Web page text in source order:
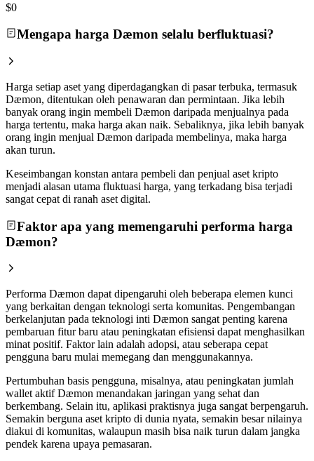
$0
Mengapa harga Dæmon selalu berfluktuasi?
Harga setiap aset yang diperdagangkan di pasar terbuka, termasuk
Dæmon, ditentukan oleh penawaran dan permintaan. Jika lebih
banyak orang ingin membeli Dæmon daripada menjualnya pada
harga tertentu, maka harga akan naik. Sebaliknya, jika lebih banyak
orang ingin menjual Dæmon daripada membelinya, maka harga
akan turun.
Keseimbangan konstan antara pembeli dan penjual aset kripto
menjadi alasan utama fluktuasi harga, yang terkadang bisa terjadi
sangat cepat di ranah aset digital.
Faktor apa yang memengaruhi performa harga
Dæmon?
Performa Dæmon dapat dipengaruhi oleh beberapa elemen kunci
yang berkaitan dengan teknologi serta komunitas. Pengembangan
berkelanjutan pada teknologi inti Dæmon sangat penting karena
pembaruan fitur baru atau peningkatan efisiensi dapat menghasilkan
minat positif. Faktor lain adalah adopsi, atau seberapa cepat
pengguna baru mulai memegang dan menggunakannya.
Pertumbuhan basis pengguna, misalnya, atau peningkatan jumlah
wallet aktif Dæmon menandakan jaringan yang sehat dan
berkembang. Selain itu, aplikasi praktisnya juga sangat berpengaruh.
Semakin berguna aset kripto di dunia nyata, semakin besar nilainya
diakui di komunitas, walaupun masih bisa naik turun dalam jangka
pendek karena upaya pemasaran.